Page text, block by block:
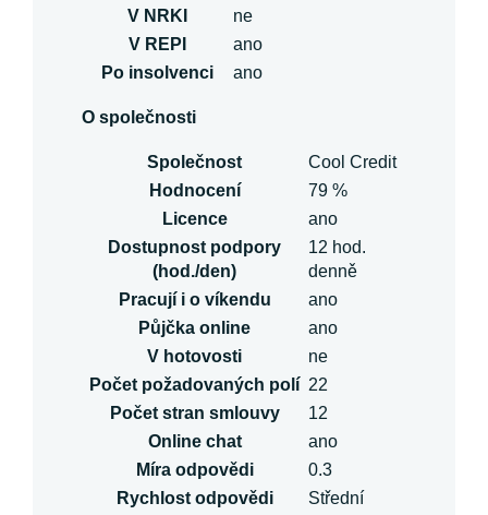
V NRKI
ne
V REPI
ano
Po insolvenci
ano
O společnosti
Společnost
Cool Credit
Hodnocení
79 %
Licence
ano
Dostupnost podpory
(hod./den)
12 hod.
denně
Pracují i o víkendu
ano
Půjčka online
ano
V hotovosti
ne
Počet požadovaných polí 22
Počet stran smlouvy
12
Online chat
ano
Míra odpovědi
0.3
Rychlost odpovědi
Střední